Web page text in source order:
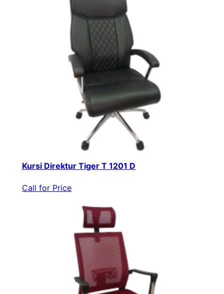
Kursi Direktur Tiger T 1201 D
Call for Price